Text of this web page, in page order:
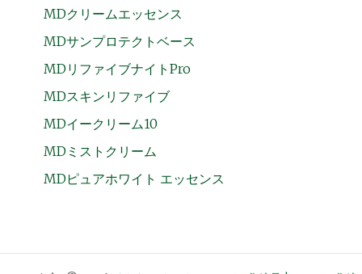
MDクリームエッセンス
MDサンプロテクトベース
MDリファイブナイトPro
MDスキンリファイブ
MDイークリーム10
MDミストクリーム
MDピュアホワイト エッセンス